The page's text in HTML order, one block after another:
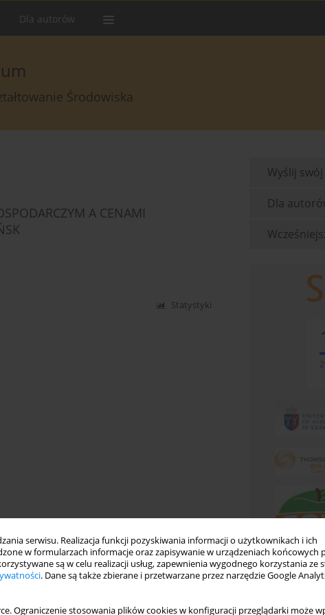
serwisu. Realizacja funkcji pozyskiwania informacji o użytkownikach i ich
w formularzach informacje oraz zapisywanie w urządzeniach końcowych
są w celu realizacji usług, zapewnienia wygodnego korzystania ze
. Dane są także zbierane i przetwarzane przez narzędzie Google
Ograniczenie stosowania plików cookies w konfiguracji przeglądarki może
Dla autorów
Środowiska
A CENAMI
Statystyki
Wyślij swój
Dla